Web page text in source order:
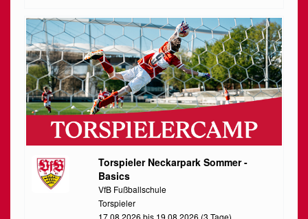
Torspieler Neckarpark Sommer -
Basics
VfB Fußballschule
Torspieler